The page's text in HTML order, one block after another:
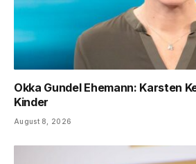
Okka Gundel Ehemann: Karsten
Kinder
August 8, 2026